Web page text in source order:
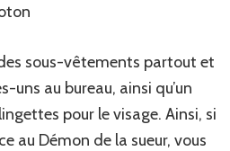
sous-vêtements partout et
uns au bureau, ainsi qu’un
pour le visage. Ainsi, si
au Démon de la sueur, vous